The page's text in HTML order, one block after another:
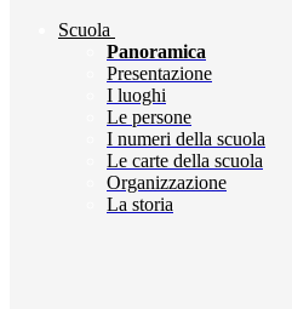
Scuola
Panoramica
Presentazione
I luoghi
Le persone
I numeri della scuola
Le carte della scuola
Organizzazione
La storia